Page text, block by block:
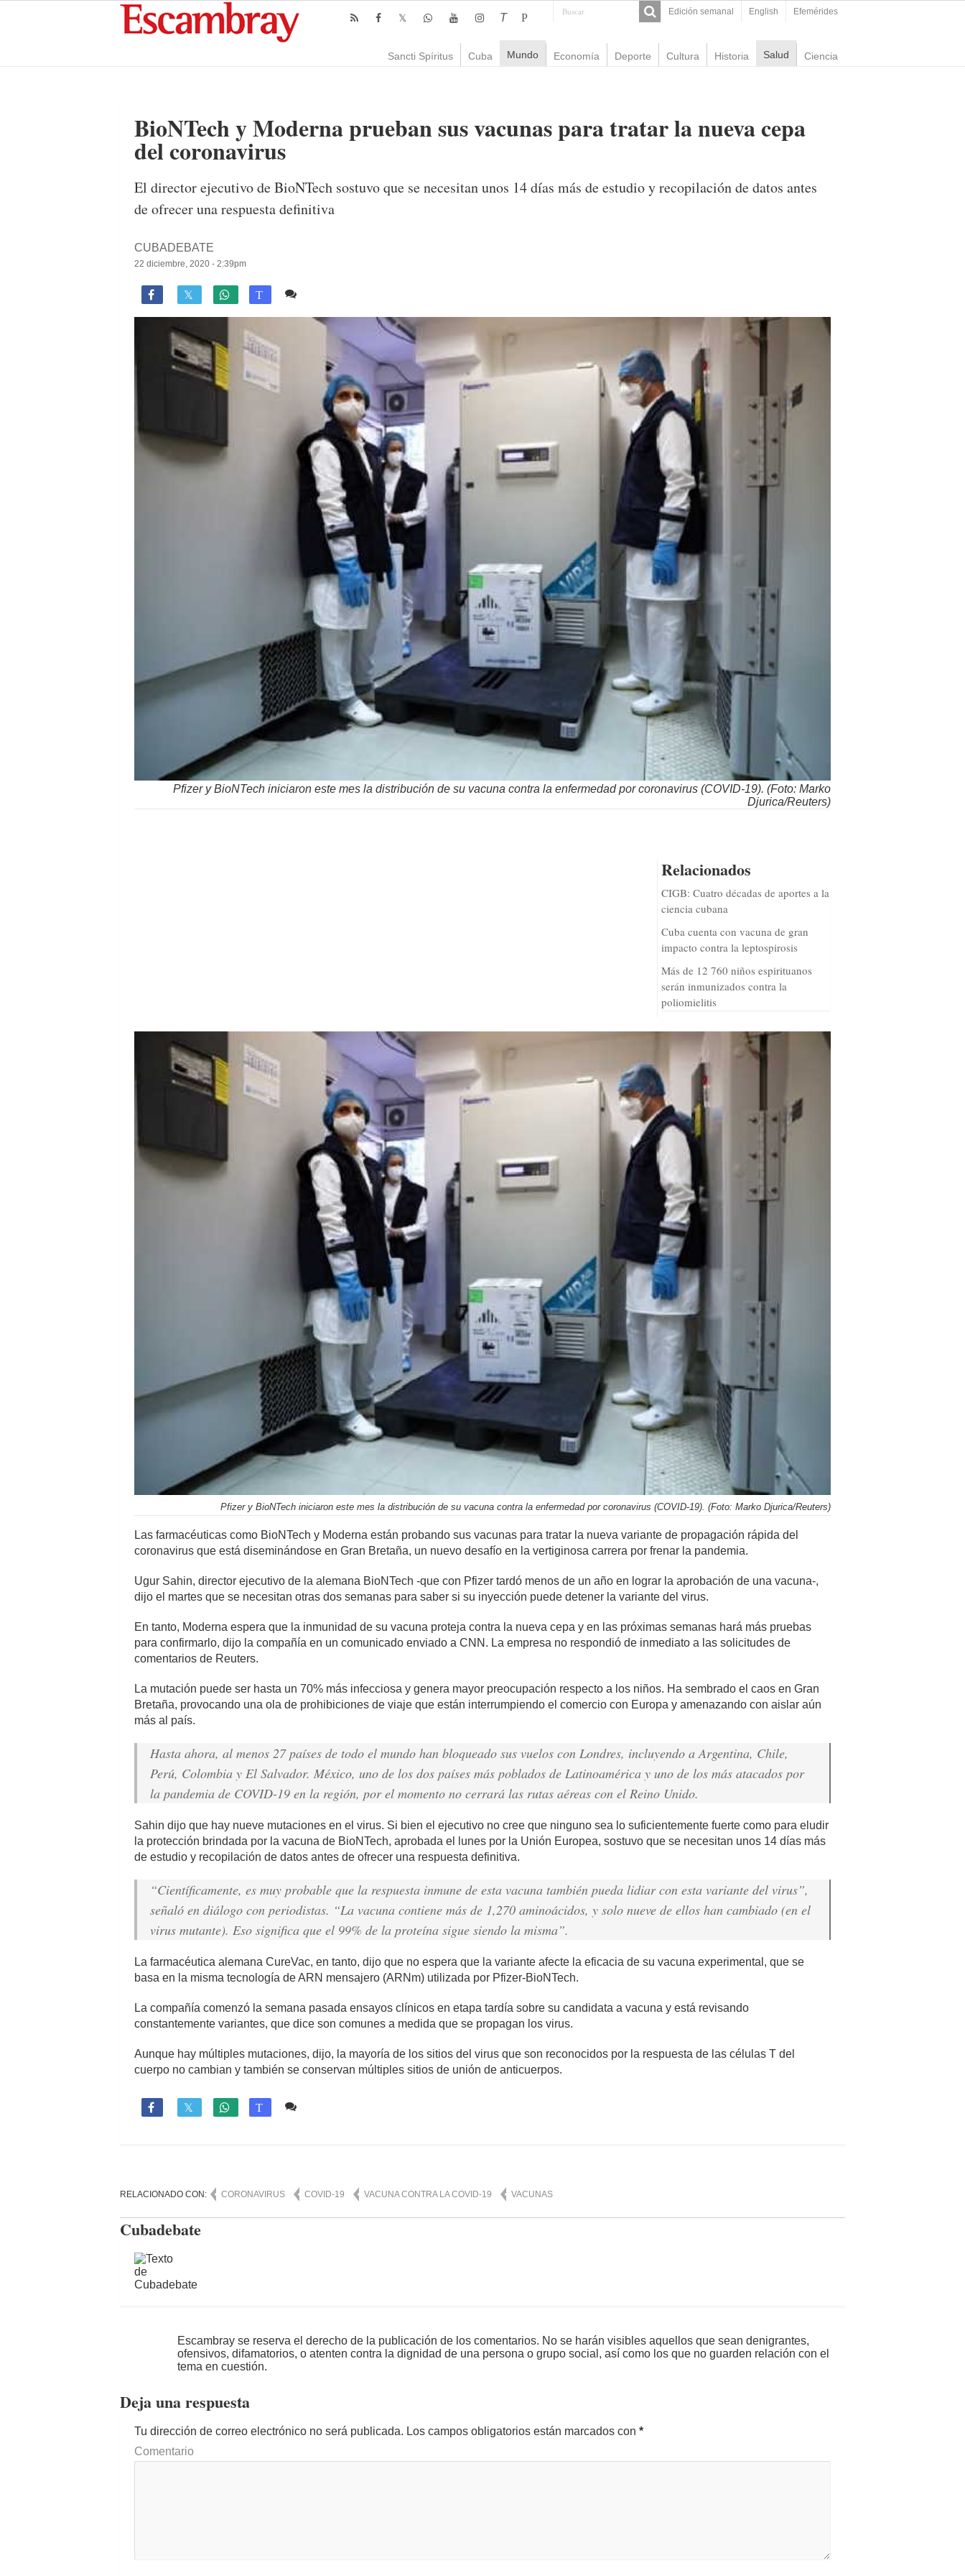
Edición semanal English Efemérides
T P
Sancti Spíritus Cuba Mundo Economía Deporte Cultura Historia Salud Ciencia
BioNTech y Moderna prueban sus vacunas para tratar la nueva cepa
del coronavirus
El director ejecutivo de BioNTech sostuvo que se necesitan unos 14 días más de estudio y recopilación de datos antes
de ofrecer una respuesta definitiva
CUBADEBATE
22 diciembre, 2020 - 2:39pm
 T
Pfizer y BioNTech iniciaron este mes la distribución de su vacuna contra la enfermedad por coronavirus (COVID-19). (Foto: Marko
Djurica/Reuters)
Relacionados
CIGB: Cuatro décadas de aportes a la
ciencia cubana
Cuba cuenta con vacuna de gran
impacto contra la leptospirosis
Más de 12 760 niños espirituanos
serán inmunizados contra la
poliomielitis
Pfizer y BioNTech iniciaron este mes la distribución de su vacuna contra la enfermedad por coronavirus (COVID-19). (Foto: Marko Djurica/Reuters)
Las farmacéuticas como BioNTech y Moderna están probando sus vacunas para tratar la nueva variante de propagación rápida del
coronavirus que está diseminándose en Gran Bretaña, un nuevo desafío en la vertiginosa carrera por frenar la pandemia.
Ugur Sahin, director ejecutivo de la alemana BioNTech -que con Pfizer tardó menos de un año en lograr la aprobación de una vacuna-,
dijo el martes que se necesitan otras dos semanas para saber si su inyección puede detener la variante del virus.
En tanto, Moderna espera que la inmunidad de su vacuna proteja contra la nueva cepa y en las próximas semanas hará más pruebas
para confirmarlo, dijo la compañía en un comunicado enviado a CNN. La empresa no respondió de inmediato a las solicitudes de
comentarios de Reuters.
La mutación puede ser hasta un 70% más infecciosa y genera mayor preocupación respecto a los niños. Ha sembrado el caos en Gran
Bretaña, provocando una ola de prohibiciones de viaje que están interrumpiendo el comercio con Europa y amenazando con aislar aún
más al país.
Hasta ahora, al menos 27 países de todo el mundo han bloqueado sus vuelos con Londres, incluyendo a Argentina, Chile,
Perú, Colombia y El Salvador. México, uno de los dos países más poblados de Latinoamérica y uno de los más atacados por
la pandemia de COVID-19 en la región, por el momento no cerrará las rutas aéreas con el Reino Unido.
Sahin dijo que hay nueve mutaciones en el virus. Si bien el ejecutivo no cree que ninguno sea lo suficientemente fuerte como para eludir
la protección brindada por la vacuna de BioNTech, aprobada el lunes por la Unión Europea, sostuvo que se necesitan unos 14 días más
de estudio y recopilación de datos antes de ofrecer una respuesta definitiva.
“Científicamente, es muy probable que la respuesta inmune de esta vacuna también pueda lidiar con esta variante del virus”,
señaló en diálogo con periodistas. “La vacuna contiene más de 1,270 aminoácidos, y solo nueve de ellos han cambiado (en el
virus mutante). Eso significa que el 99% de la proteína sigue siendo la misma”.
La farmacéutica alemana CureVac, en tanto, dijo que no espera que la variante afecte la eficacia de su vacuna experimental, que se
basa en la misma tecnología de ARN mensajero (ARNm) utilizada por Pfizer-BioNTech.
La compañía comenzó la semana pasada ensayos clínicos en etapa tardía sobre su candidata a vacuna y está revisando
constantemente variantes, que dice son comunes a medida que se propagan los virus.
Aunque hay múltiples mutaciones, dijo, la mayoría de los sitios del virus que son reconocidos por la respuesta de las células T del
cuerpo no cambian y también se conservan múltiples sitios de unión de anticuerpos.
 T
RELACIONADO CON: CORONAVIRUS COVID-19 VACUNA CONTRA LA COVID-19 VACUNAS
Cubadebate
Escambray se reserva el derecho de la publicación de los comentarios. No se harán visibles aquellos que sean denigrantes,
ofensivos, difamatorios, o atenten contra la dignidad de una persona o grupo social, así como los que no guarden relación con el
tema en cuestión.
Deja una respuesta
Tu dirección de correo electrónico no será publicada. Los campos obligatorios están marcados con *
Comentario